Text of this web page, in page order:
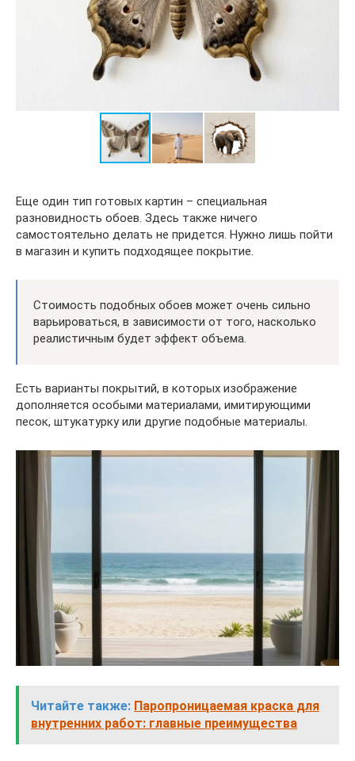
Еще один тип готовых картин – специальная
разновидность обоев. Здесь также ничего
самостоятельно делать не придется. Нужно лишь пойти
в магазин и купить подходящее покрытие.
Стоимость подобных обоев может очень сильно
варьироваться, в зависимости от того, насколько
реалистичным будет эффект объема.
Есть варианты покрытий, в которых изображение
дополняется особыми материалами, имитирующими
песок, штукатурку или другие подобные материалы.
Читайте также: Паропроницаемая краска для
внутренних работ: главные преимущества